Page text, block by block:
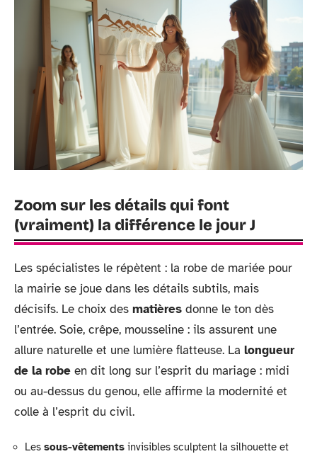
Zoom sur les détails qui font
(vraiment) la différence le jour J
Les spécialistes le répètent : la robe de mariée pour
la mairie se joue dans les détails subtils, mais
décisifs. Le choix des matières donne le ton dès
l’entrée. Soie, crêpe, mousseline : ils assurent une
allure naturelle et une lumière flatteuse. La longueur
de la robe en dit long sur l’esprit du mariage : midi
ou au-dessus du genou, elle affirme la modernité et
colle à l’esprit du civil.
Les sous-vêtements invisibles sculptent la silhouette et